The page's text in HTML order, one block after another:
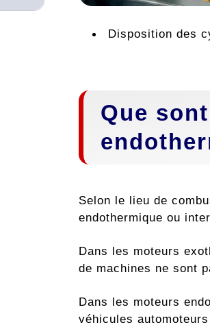
Disposition des
Que
Selon le lieu de
endothermique ou
Dans les moteurs
de machines ne sont
Dans les moteurs
véhicules